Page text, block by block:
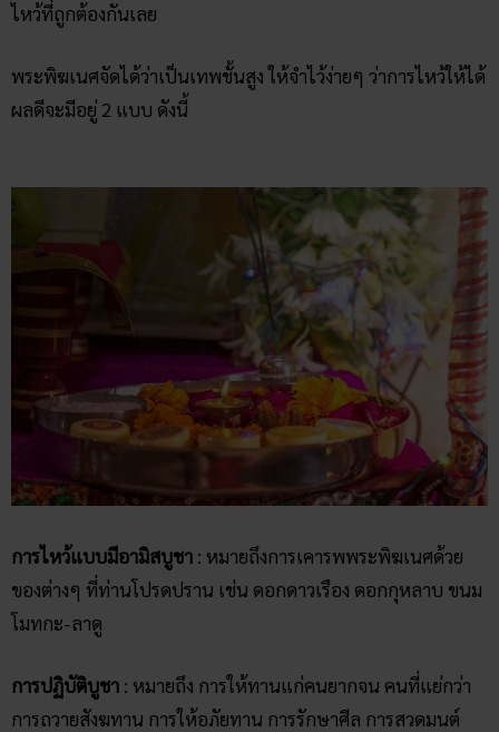
ไหว้ที่ถูกต้องกันเลย
พระพิฆเนศจัดได้ว่าเป็นเทพชั้นสูง ให้จำไว้ง่ายๆ ว่าการไหว้ให้ได้
ผลดีจะมีอยู่ 2 แบบ ดังนี้
การไหว้แบบมีอามิสบูชา : หมายถึงการเคารพพระพิฆเนศด้วย
ของต่างๆ ที่ท่านโปรดปราน เช่น ดอกดาวเรือง ดอกกุหลาบ ขนม
โมทกะ-ลาดู
การปฏิบัติบูชา : หมายถึง การให้ทานแก่คนยากจน คนที่แย่กว่า
การถวายสังฆทาน การให้อภัยทาน การรักษาศีล การสวดมนต์